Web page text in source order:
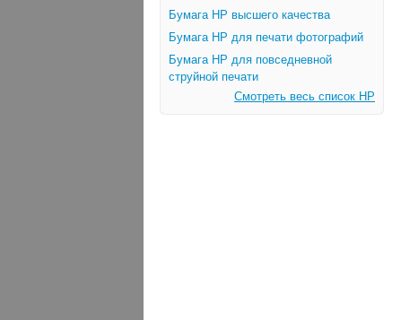
Бумага HP высшего качества
Бумага HP для печати фотографий
Бумага HP для повседневной
струйной печати
Смотреть весь список HP